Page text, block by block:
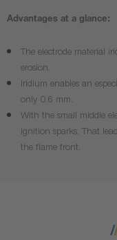
Advantages at a glance:
The electrode material
erosion.
Iridium enables an
only 0.6 mm.
With the small middle
ignition sparks. That
the flame front.